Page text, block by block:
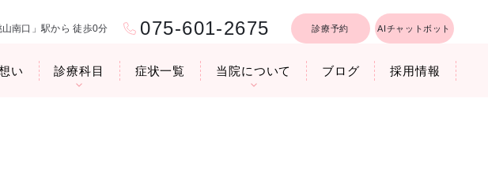
南口」駅から 徒歩0分 075-601-2675 診療予約 AIチャットボット
い 診療科目 症状一覧 当院について ブログ 採用情報